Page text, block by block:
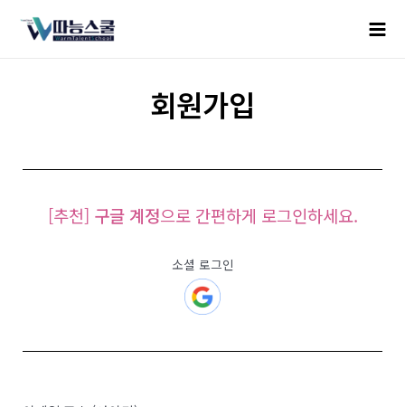
회원가입
[추천] 구글 계정으로 간편하게 로그인하세요.
소셜 로그인